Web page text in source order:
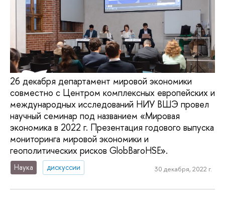
26 декабря департамент мировой экономики
совместно с Центром комплексных европейских и
международных исследований НИУ ВШЭ провел
научный семинар под названием «Мировая
экономика в 2022 г. Презентация годового выпуска
мониторинга мировой экономики и
геополитических рисков GlobBaroHSE».
Наука дискуссии 30 декабря, 2022 г.